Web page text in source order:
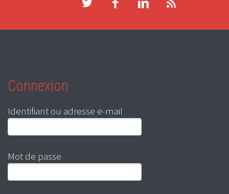
Connexion
Identifiant ou adresse e-mail
Mot de passe